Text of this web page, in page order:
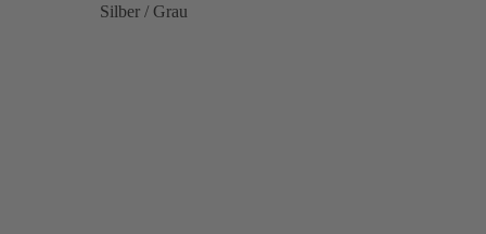
Silber / Grau